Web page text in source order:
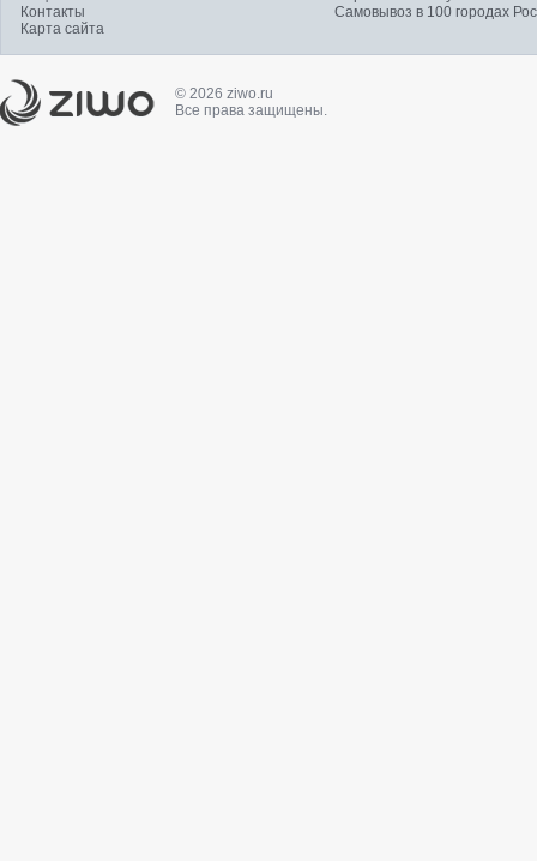
Контакты
Карта сайта
Самовывоз в 100 городах
© 2026 ziwo.ru
Все права защищены.